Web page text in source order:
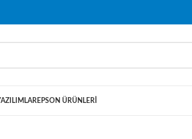
EPSON ÜRÜNLERI